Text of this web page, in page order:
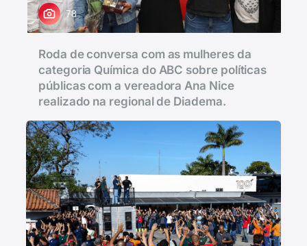
78
Roda de conversa com as mulheres da
categoria Química do ABC sobre políticas
públicas com a vereadora Ana Nice
realizado na regional de Diadema.